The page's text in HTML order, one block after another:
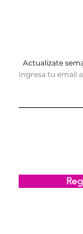
Actualízate
Ingresa tu email